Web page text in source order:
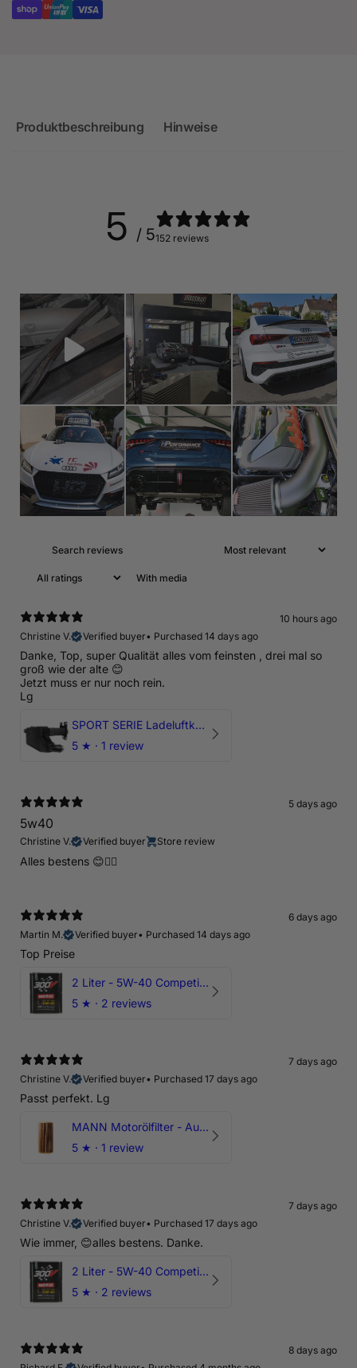
Produktbeschreibung Hinweise
5 / 5152 reviews
With media
10 hours ago
Christine V.
Verified buyer• Purchased 14 days ago
Danke, Top, super Qualität alles vom feinsten , drei mal so
groß wie der alte 😊
Jetzt muss er nur noch rein.
Lg
SPORT SERIE Ladeluftkühler mit TÜV für Audi RSQ3 F3 ab 2019 - DNWA
5 ★ · 1 review
5 days ago
5w40
Christine V. Verified buyer Store review
Alles bestens 😊👍🏻
6 days ago
Martin M.
Verified buyer• Purchased 14 days ago
Top Preise
2 Liter - 5W-40 Competition 300V Motul Motoröl
5 ★ · 2 reviews
7 days ago
Christine V.
Verified buyer• Purchased 17 days ago
Passt perfekt. Lg
MANN Motorölfilter - Audi RS3 TTRS RSQ3 VZ5 - DAZ DNW
5 ★ · 1 review
7 days ago
Christine V.
Verified buyer• Purchased 17 days ago
Wie immer, 😊alles bestens. Danke.
2 Liter - 5W-40 Competition 300V Motul Motoröl
5 ★ · 2 reviews
8 days ago